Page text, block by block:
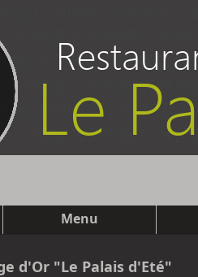
Menu
d'Or "Le Palais d'Eté"